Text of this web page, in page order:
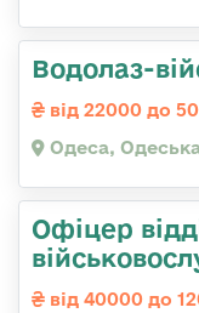
Водолаз-
від 22000 до
Одеса,
Офіцер
від 40000 до